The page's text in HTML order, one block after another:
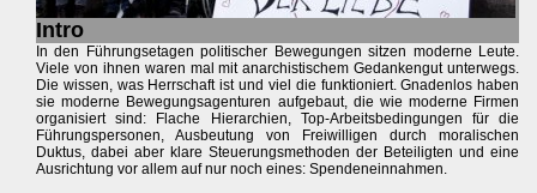
Intro
In den Führungsetagen politischer Bewegungen sitzen moderne Leute.
Viele von ihnen waren mal mit anarchistischem Gedankengut unterwegs.
Die wissen, was Herrschaft ist und viel die funktioniert. Gnadenlos haben
sie moderne Bewegungsagenturen aufgebaut, die wie moderne Firmen
organisiert sind: Flache Hierarchien, Top-Arbeitsbedingungen für die
Führungspersonen, Ausbeutung von Freiwilligen durch moralischen
Duktus, dabei aber klare Steuerungsmethoden der Beteiligten und eine
Ausrichtung vor allem auf nur noch eines: Spendeneinnahmen.